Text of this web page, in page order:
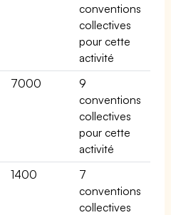
conventions
collectives
pour cette
activité
7000
9
conventions
collectives
pour cette
activité
1400
7
conventions
collectives